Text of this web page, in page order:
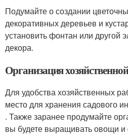
Подумайте о создании
декоративных деревьев и
установить фонтан или другой
декора.
Организация
Для удобства хозяйственных
место для хранения садового
. Также заранее продумайте
вы будете выращивать овощи и